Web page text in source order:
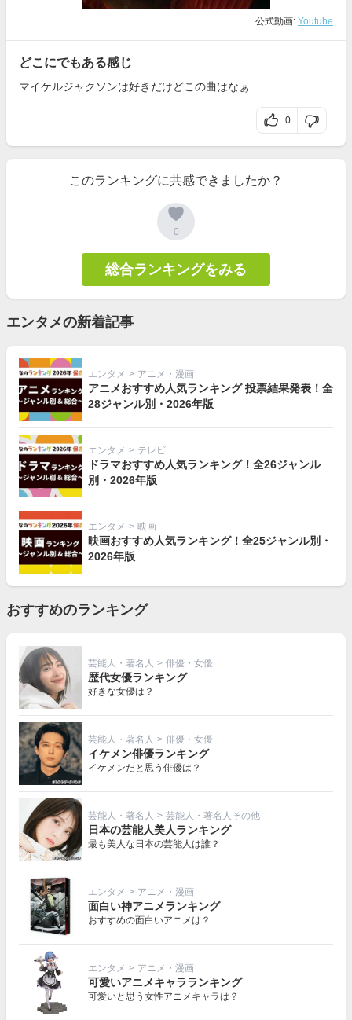
公式動画: Youtube
どこにでもある感じ
マイケルジャクソンは好きだけどこの曲はなぁ
0
このランキングに共感できましたか？
0
総合ランキングをみる
エンタメの新着記事
エンタメ > アニメ・漫画
アニメおすすめ人気ランキング 投票結果発表！全
28ジャンル別・2026年版
エンタメ > テレビ
ドラマおすすめ人気ランキング！全26ジャンル
別・2026年版
エンタメ > 映画
映画おすすめ人気ランキング！全25ジャンル別・
2026年版
おすすめのランキング
芸能人・著名人 > 俳優・女優
歴代女優ランキング
好きな女優は？
芸能人・著名人 > 俳優・女優
イケメン俳優ランキング
イケメンだと思う俳優は？
芸能人・著名人 > 芸能人・著名人その他
日本の芸能人美人ランキング
最も美人な日本の芸能人は誰？
エンタメ > アニメ・漫画
面白い神アニメランキング
おすすめの面白いアニメは？
エンタメ > アニメ・漫画
可愛いアニメキャラランキング
可愛いと思う女性アニメキャラは？